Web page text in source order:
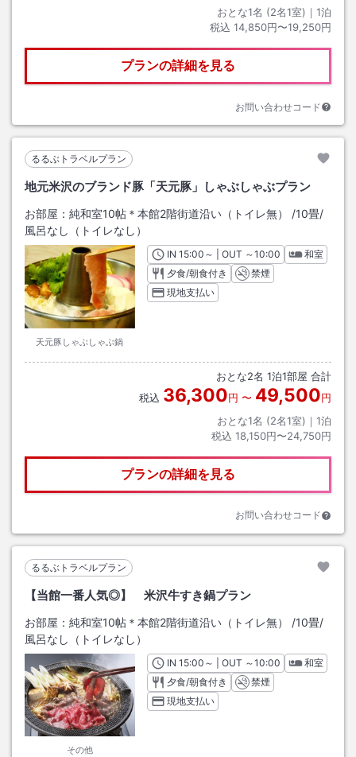
おとな1名 (2名1室)｜ 1泊
税込 14,850円〜19,250円
プランの詳細を見る
お問い合わせコード
るるぶトラベルプラン
地元米沢のブランド豚「天元豚」しゃぶしゃぶプラン
お部屋： 純和室10帖＊本館2階街道沿い（トイレ無） /10畳/
風呂なし（トイレなし）
天元豚しゃぶしゃぶ鍋
INチェックイン
15:00 ～ | OUT チェックアウト
～10:00
和室
夕食/朝食付き
禁煙
現地支払い
おとな2名 1泊1部屋 合計
税込 36,300円 〜 49,500円
おとな1名 (2名1室)｜ 1泊
税込 18,150円〜24,750円
プランの詳細を見る
お問い合わせコード
るるぶトラベルプラン
【当館一番人気◎】 米沢牛すき鍋プラン
お部屋： 純和室10帖＊本館2階街道沿い（トイレ無） /10畳/
風呂なし（トイレなし）
その他
INチェックイン
15:00 ～ | OUT チェックアウト
～10:00
和室
夕食/朝食付き
禁煙
現地支払い